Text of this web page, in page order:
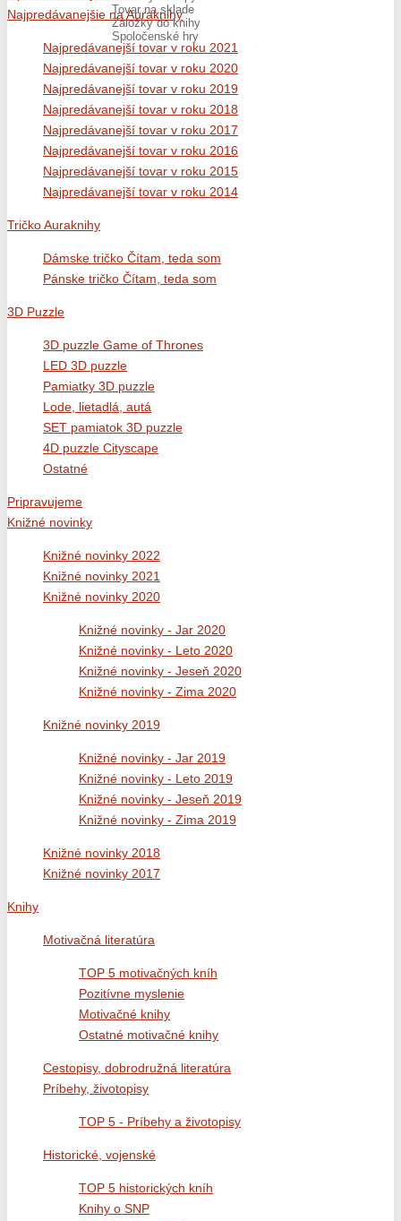
Tovar na sklade
Záložky do knihy
Spoločenské hry
Najpredávanejšie na Auraknihy
Najpredávanejší tovar v roku 2021
Najpredávanejší tovar v roku 2020
Najpredávanejší tovar v roku 2019
Najpredávanejší tovar v roku 2018
Najpredávanejší tovar v roku 2017
Najpredávanejší tovar v roku 2016
Najpredávanejší tovar v roku 2015
Najpredávanejší tovar v roku 2014
Tričko Auraknihy
Dámske tričko Čítam, teda som
Pánske tričko Čítam, teda som
3D Puzzle
3D puzzle Game of Thrones
LED 3D puzzle
Pamiatky 3D puzzle
Lode, lietadlá, autá
SET pamiatok 3D puzzle
4D puzzle Cityscape
Ostatné
Pripravujeme
Knižné novinky
Knižné novinky 2022
Knižné novinky 2021
Knižné novinky 2020
Knižné novinky - Jar 2020
Knižné novinky - Leto 2020
Knižné novinky - Jeseň 2020
Knižné novinky - Zima 2020
Knižné novinky 2019
Knižné novinky - Jar 2019
Knižné novinky - Leto 2019
Knižné novinky - Jeseň 2019
Knižné novinky - Zima 2019
Knižné novinky 2018
Knižné novinky 2017
Knihy
Motivačná literatúra
TOP 5 motivačných kníh
Pozitívne myslenie
Motivačné knihy
Ostatné motivačné knihy
Cestopisy, dobrodružná literatúra
Príbehy, životopisy
TOP 5 - Príbehy a životopisy
Historické, vojenské
TOP 5 historických kníh
Knihy o SNP